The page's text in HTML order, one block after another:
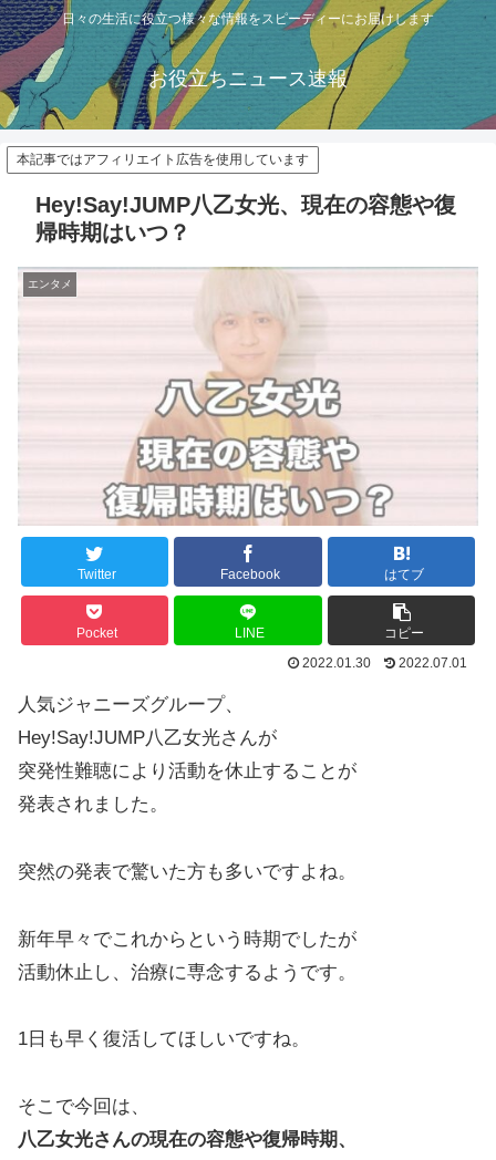
日々の生活に役立つ様々な情報をスピーディーにお届けします
お役立ちニュース速報
本記事ではアフィリエイト広告を使用しています
Hey!Say!JUMP八乙女光、現在の容態や復
帰時期はいつ？
エンタメ
Twitter Facebook はてブ
Pocket LINE
コピー
2022.01.30
2022.07.01
人気ジャニーズグループ、
Hey!Say!JUMP八乙女光さんが
突発性難聴により活動を休止することが
発表されました。
突然の発表で驚いた方も多いですよね。
新年早々でこれからという時期でしたが
活動休止し、治療に専念するようです。
1日も早く復活してほしいですね。
そこで今回は、
八乙女光さんの現在の容態や復帰時期、